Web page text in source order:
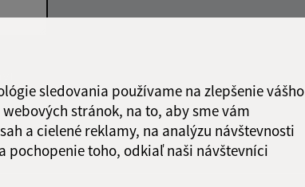
sledovania používame na zlepšenie vášho
stránok, na to, aby sme vám
a cielené reklamy, na analýzu návštevnosti
pochopenie toho, odkiaľ naši návštevníci